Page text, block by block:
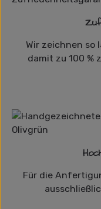
Wir zeichnen so
damit zu 100 %
Für die